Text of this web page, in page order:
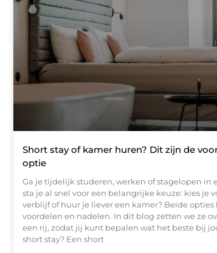
Short stay of kamer huren? Dit zijn de
optie
Ga je tijdelijk studeren, werken of stagelopen in
sta je al snel voor een belangrijke keuze: kies je
verblijf of huur je liever een kamer? Beide
voordelen en nadelen. In dit blog zetten we ze
een rij, zodat jij kunt bepalen wat het beste bij
short stay? Een short